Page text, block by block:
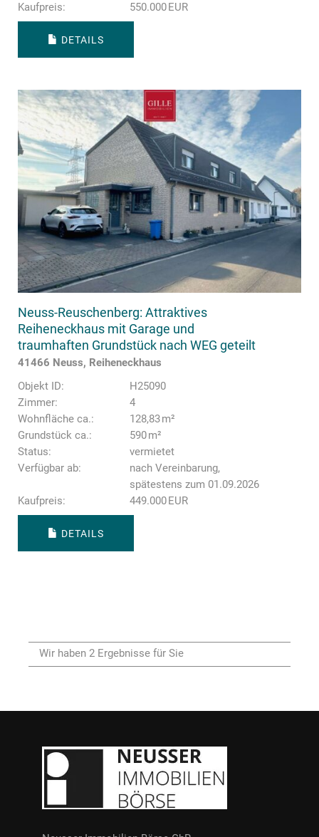
Kaufpreis:
550.000 EUR
DETAILS
Neuss-Reuschenberg: Attraktives
Reiheneckhaus mit Garage und
traumhaften Grundstück nach WEG geteilt
41466 Neuss, Reiheneckhaus
Objekt ID:
H25090
Zimmer:
4
Wohnfläche ca.:
128,83 m²
Grund­stück ca.:
590 m²
Status:
vermietet
Verfügbar ab:
nach Vereinbarung,
spätestens zum 01.09.2026
Kaufpreis:
449.000 EUR
DETAILS
Wir haben 2 Ergebnisse für Sie